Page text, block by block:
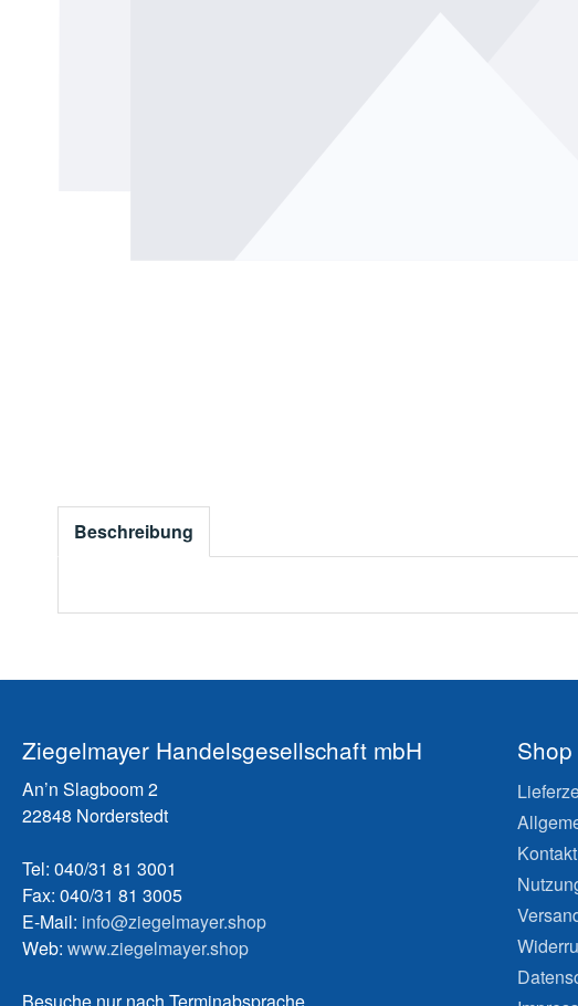
Beschreibung
Ziegelmayer Handelsgesellschaft mbH
An’n Slagboom 2
22848 Norderstedt
Tel: 040/31 81 3001
Fax: 040/31 81 3005
E-Mail: info@ziegelmayer.shop
Web: www.ziegelmayer.shop
Kontakt